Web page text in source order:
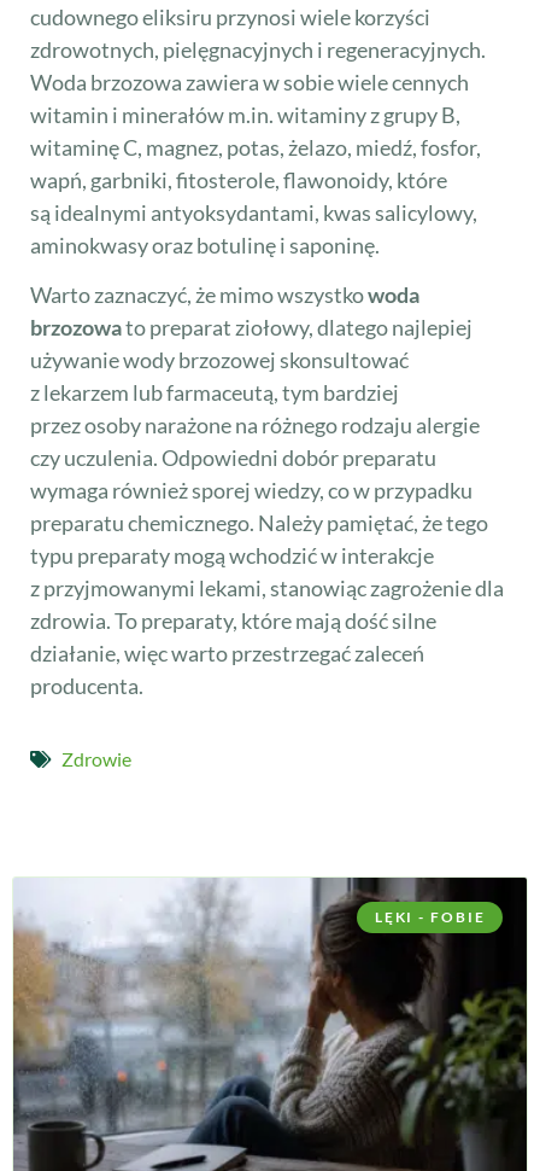
cudownego eliksiru przynosi wiele korzyści
zdrowotnych, pielęgnacyjnych i regeneracyjnych.
Woda brzozowa zawiera w sobie wiele cennych
witamin i minerałów m.in. witaminy z grupy B,
witaminę C, magnez, potas, żelazo, miedź, fosfor,
wapń, garbniki, fitosterole, flawonoidy, które
są idealnymi antyoksydantami, kwas salicylowy,
aminokwasy oraz botulinę i saponinę.
Warto zaznaczyć, że mimo wszystkowoda
brzozowato preparat ziołowy, dlatego najlepiej
używanie wody brzozowej skonsultować
z lekarzem lub farmaceutą, tym bardziej
przez osoby narażone na różnego rodzaju alergie
czy uczulenia. Odpowiedni dobór preparatu
wymaga również sporej wiedzy, co w przypadku
preparatu chemicznego. Należy pamiętać, że tego
typu preparaty mogą wchodzić w interakcje
z przyjmowanymi lekami, stanowiąc zagrożenie dla
zdrowia. To preparaty, które mają dość silne
działanie, więc warto przestrzegać zaleceń
producenta.
Zdrowie
LĘKI - FOBIE